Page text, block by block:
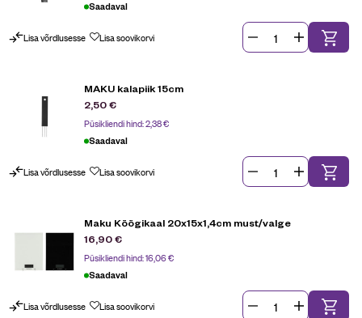
Saadaval
Lisa võrdlusesse Lisa soovikorvi
MAKU kalapiik 15cm
2,50€
Püsikliendi hind:2,38€
Saadaval
Lisa võrdlusesse Lisa soovikorvi
Maku Köögikaal 20x15x1,4cm must/valge
16,90€
Püsikliendi hind:16,06€
Saadaval
Lisa võrdlusesse Lisa soovikorvi